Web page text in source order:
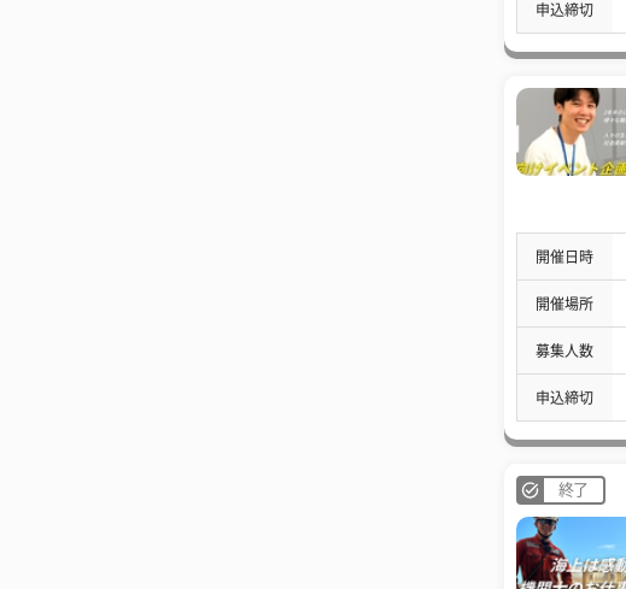
申込締切
開催日時
開催場所
募集人数
申込締切
終了